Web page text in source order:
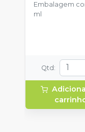
Embalagem
ml
Qtd :